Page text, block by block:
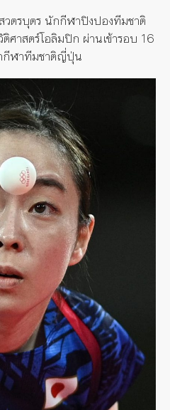
วตรบุตร นักกีฬาปิงปองทีมชาติ
ศาสตร์โอลิมปิก ผ่านเข้ารอบ 16
ฬาทีมชาติญี่ปุ่น